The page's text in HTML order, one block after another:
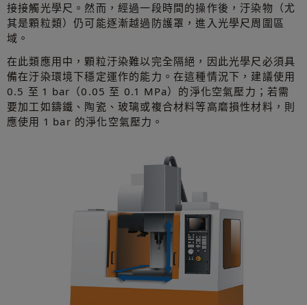
接接觸光學尺。然而，經過一段時間的操作後，汙染物（尤
其是顆粒類）仍可能逐漸越過防護罩，進入光學尺周圍區
域。
在此類應用中，顆粒汙染難以完全隔絕，因此光學尺必須具
備在汙染環境下穩定運作的能力。在這種情況下，建議使用
0.5 至 1 bar（0.05 至 0.1 MPa）的淨化空氣壓力；若需
要加工如鑄鐵、陶瓷、玻璃或複合材料等高磨損性材料，則
應使用 1 bar 的淨化空氣壓力。